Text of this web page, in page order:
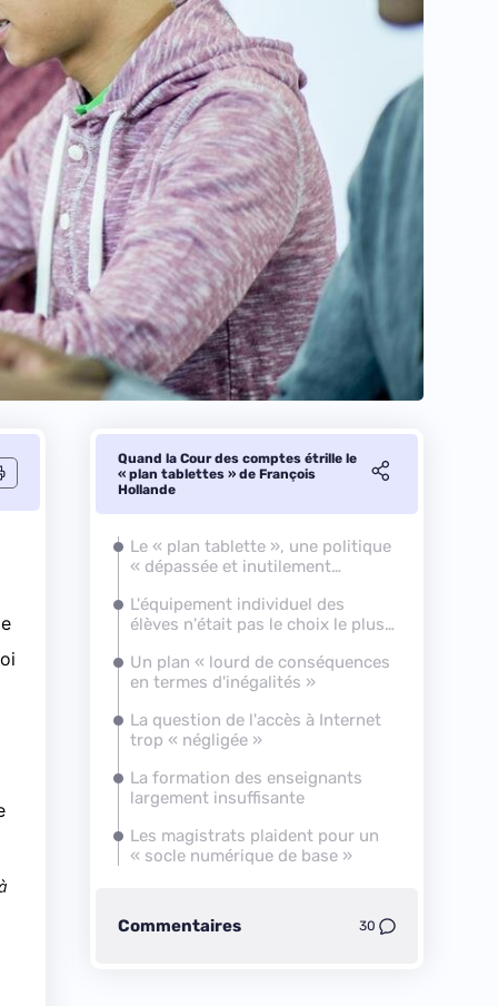
Quand la Cour des comptes étrille le
« plan tablettes » de François
Hollande
Le « plan tablette », une politique
« dépassée et inutilement
L'équipement individuel des
élèves n'était pas le choix le plus
Un plan « lourd de conséquences
en termes d'inégalités »
La question de l'accès à Internet
trop « négligée »
La formation des enseignants
largement insuffisante
Les magistrats plaident pour un
« socle numérique de base »
Commentaires 30